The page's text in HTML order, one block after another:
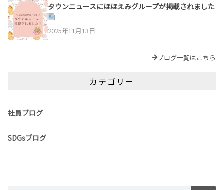
タウンニュースにほほえみグループが掲載されました
2025年11月13日
ブログ一覧はこちら
カテゴリー
社員ブログ
SDGsブログ